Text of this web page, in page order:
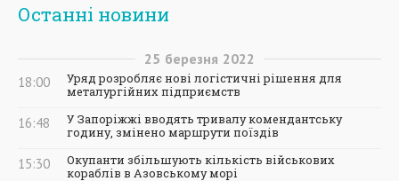
Останні новини
25 березня 2022
18:00
Уряд розробляє нові логістичні рішення для
металургійних підприємств
16:48
У Запоріжжі вводять тривалу комендантську
годину, змінено маршрути поїздів
15:30
Окупанти збільшують кількість військових
кораблів в Азовському морі